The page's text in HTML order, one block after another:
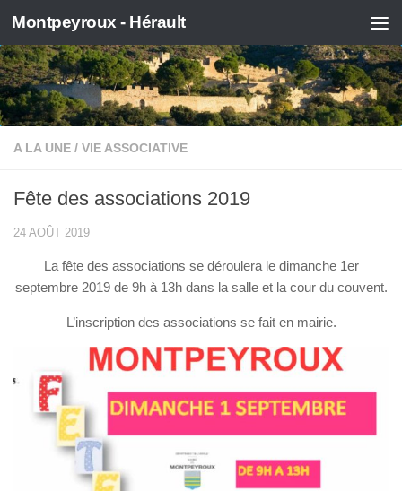
Skip to content
Montpeyroux - Hérault
A LA UNE / VIE ASSOCIATIVE
Fête des associations 2019
24 AOÛT 2019
La fête des associations se déroulera le dimanche 1er
septembre 2019 de 9h à 13h dans la salle et la cour du couvent.
L’inscription des associations se fait en mairie.